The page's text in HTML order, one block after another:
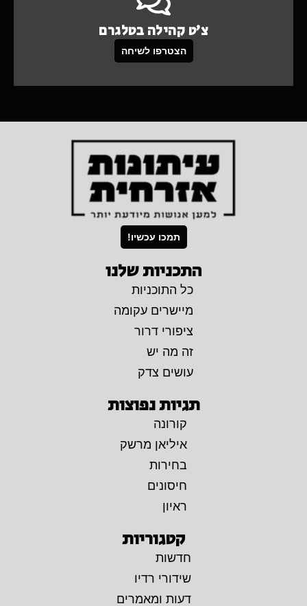
צ'ט קהילה בטלגרם
הצטרפו לשיחה
תמכו עכשיו!
התכניות שלנו
כל התוכניות
מיישרים עקומה
ציפורי דרור
זה מה יש
עושים צדק
תגיות נפוצות
קורונה
איליאן מרשק
בחירות
חיסונים
ראיון
קטגוריות
חדשות
שידורי רדיו
דעות ומאמרים